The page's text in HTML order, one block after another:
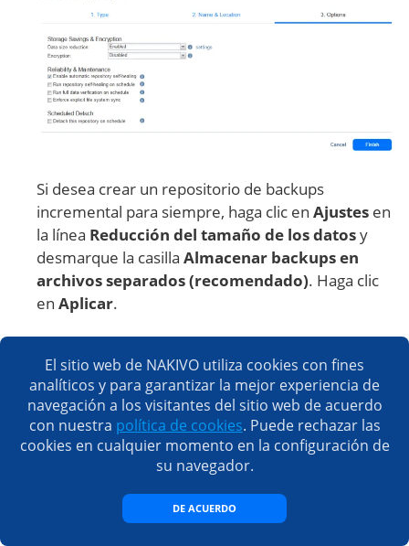
Si desea crear un repositorio de backups
incremental para siempre, haga clic en Ajustes en
la línea Reducción del tamaño de los datosy
desmarque la casilla Almacenar backups en
archivos separados (recomendado). Haga clic
en Aplicar.
Se ha creado un nuevo repositorio de backups.
El sitio web de NAKIVO utiliza cookies con fines
analíticos y para garantizar la mejor experiencia de
navegación a los visitantes del sitio web de acuerdo
con nuestra política de cookies. Puede rechazar las
cookies en cualquier momento en la configuración de
su navegador.
DE ACUERDO